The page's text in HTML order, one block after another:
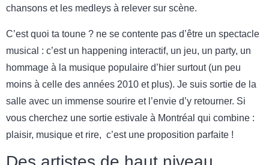
chansons et les medleys à relever sur scène.
C’est quoi ta toune ? ne se contente pas d’être un spectacle
musical : c’est un happening interactif, un jeu, un party, un
hommage à la musique populaire d’hier surtout (un peu
moins à celle des années 2010 et plus). Je suis sortie de la
salle avec un immense sourire et l’envie d’y retourner. Si
vous cherchez une sortie estivale à Montréal qui combine :
plaisir, musique et rire, c’est une proposition parfaite !